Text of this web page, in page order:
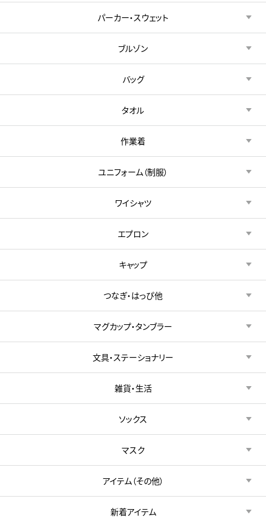
パーカー・スウェット
ブルゾン
バッグ
タオル
作業着
ユニフォーム（制服）
ワイシャツ
エプロン
キャップ
つなぎ・はっぴ他
マグカップ・タンブラー
文具・ステーショナリー
雑貨・生活
ソックス
マスク
アイテム（その他）
新着アイテム